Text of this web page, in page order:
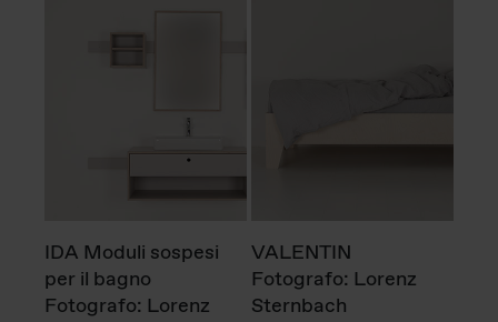
IDA Moduli sospesi
per il bagno
Fotografo: Lorenz
VALENTIN
Fotografo: Lorenz
Sternbach